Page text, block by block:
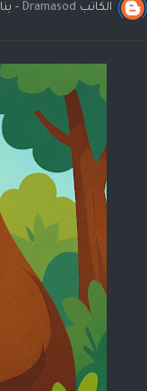
الكاتب Dramasod
- يناير